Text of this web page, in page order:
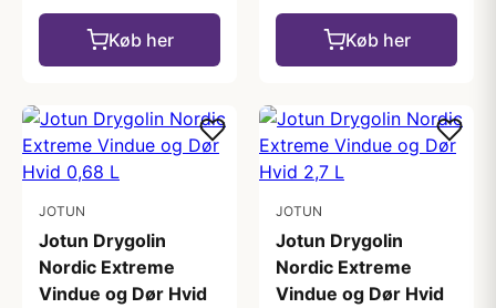
Køb her Køb her
JOTUN
Jotun Drygolin
Nordic Extreme
Vindue og Dør Hvid
JOTUN
Jotun Drygolin
Nordic Extreme
Vindue og Dør Hvid